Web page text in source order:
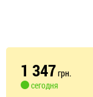
1 347грн.
сегодня